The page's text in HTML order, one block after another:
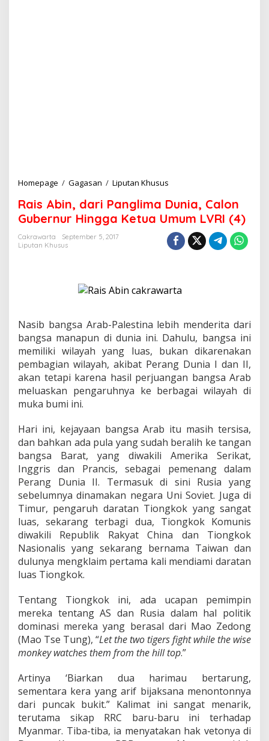
Homepage / Gagasan / Liputan Khusus
i
s
A
b
i
a
P
a
n
g
l
i
m
n
a
C
l
o
n
G
u
b
e
r
H
i
n
g
g
K
e
a
U
Rais Abin, dari Panglima Dunia, Calon
Gubernur Hingga Ketua Umum LVRI (4)
Cakrawarta
September 5, 2017
Liputan Khusus
Nasib bangsa Arab-Palestina lebih menderita dari
bangsa manapun di dunia ini. Dahulu, bangsa ini
memiliki wilayah yang luas, bukan dikarenakan
pembagian wilayah, akibat Perang Dunia I dan II,
akan tetapi karena hasil perjuangan bangsa Arab
meluaskan pengaruhnya ke berbagai wilayah di
muka bumi ini.
Hari ini, kejayaan bangsa Arab itu masih tersisa,
dan bahkan ada pula yang sudah beralih ke tangan
bangsa Barat, yang diwakili Amerika Serikat,
Inggris dan Prancis, sebagai pemenang dalam
Perang Dunia II. Termasuk di sini Rusia yang
sebelumnya dinamakan negara Uni Soviet. Juga di
Timur, pengaruh daratan Tiongkok yang sangat
luas, sekarang terbagi dua, Tiongkok Komunis
diwakili Republik Rakyat China dan Tiongkok
Nasionalis yang sekarang bernama Taiwan dan
dulunya mengklaim pertama kali mendiami daratan
luas Tiongkok.
Tentang Tiongkok ini, ada ucapan pemimpin
mereka tentang AS dan Rusia dalam hal politik
dominasi mereka yang berasal dari Mao Zedong
(Mao Tse Tung), “Let the two tigers fight while the wise
monkey watches them from the hill top.”
Artinya ‘Biarkan dua harimau bertarung,
sementara kera yang arif bijaksana menontonnya
dari puncak bukit.” Kalimat ini sangat menarik,
terutama sikap RRC baru-baru ini terhadap
Myanmar. Tiba-tiba, ia menyatakan hak vetonya di